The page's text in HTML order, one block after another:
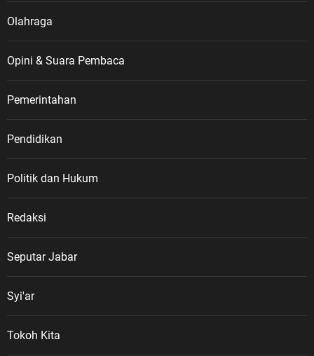
Olahraga
Opini & Suara Pembaca
Pemerintahan
Pendidikan
Politik dan Hukum
Redaksi
Seputar Jabar
Syi'ar
Tokoh Kita